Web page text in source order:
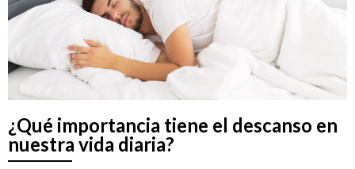
¿Qué importancia tiene el descanso en
nuestra vida diaria?